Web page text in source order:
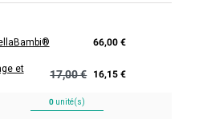
66,00 €
et
17,00 € 16,15 €
0 unité(s)